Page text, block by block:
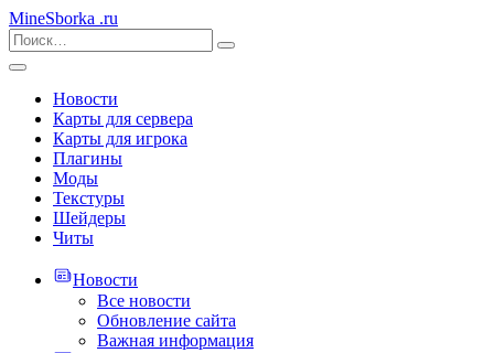
MineSborka .ru
Новости
Карты для сервера
Карты для игрока
Плагины
Моды
Текстуры
Шейдеры
Читы
Новости
Все новости
Обновление сайта
Важная информация